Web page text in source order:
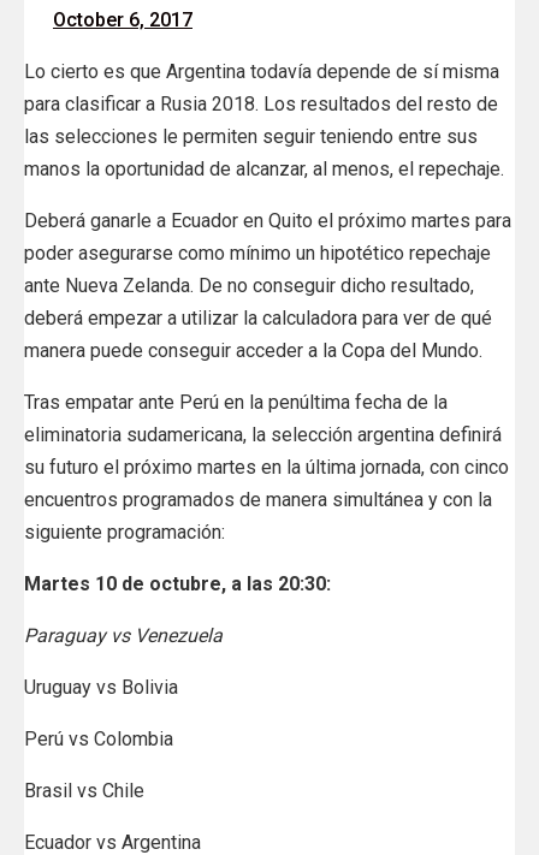
October 6, 2017
Lo cierto es que Argentina todavía depende de sí misma
para clasificar a Rusia 2018. Los resultados del resto de
las selecciones le permiten seguir teniendo entre sus
manos la oportunidad de alcanzar, al menos, el repechaje.
Deberá ganarle a Ecuador en Quito el próximo martes para
poder asegurarse como mínimo un hipotético repechaje
ante Nueva Zelanda. De no conseguir dicho resultado,
deberá empezar a utilizar la calculadora para ver de qué
manera puede conseguir acceder a la Copa del Mundo.
Tras empatar ante Perú en la penúltima fecha de la
eliminatoria sudamericana, la selección argentina definirá
su futuro el próximo martes en la última jornada, con cinco
encuentros programados de manera simultánea y con la
siguiente programación:
Martes 10 de octubre, a las 20:30:
Paraguay vs Venezuela
Uruguay vs Bolivia
Perú vs Colombia
Brasil vs Chile
Ecuador vs Argentina